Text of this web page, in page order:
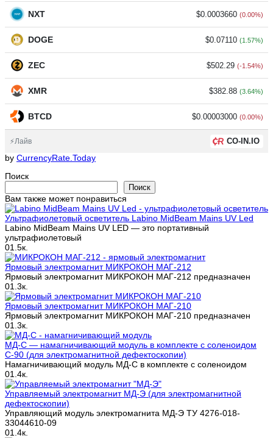
NXT $0.0003660 (0.00%)
DOGE $0.07110 (1.57%)
ZEC $502.29 (-1.54%)
XMR $382.88 (3.64%)
BTCD $0.00003000 (0.00%)
⚡Лайв CO-IN.IO
by CurrencyRate.Today
Поиск
Поиск
Вам также может понравиться
Ультрафиолетовый осветитель Labino MidBeam Mains UV Led
Labino MidBeam Mains UV LED — это портативный
ультрафиолетовый
01.5к.
Ярмовый электромагнит МИКРОКОН МАГ-212
Ярмовый электромагнит МИКРОКОН МАГ-212 предназначен
01.3к.
Ярмовый электромагнит МИКРОКОН МАГ-210
Ярмовый электромагнит МИКРОКОН МАГ-210 предназначен
01.3к.
МД-С — намагничивающий модуль в комплекте с соленоидом
С-90 (для электромагнитной дефектоскопии)
Намагничивающий модуль МД-С в комплекте с соленоидом
01.4к.
Управляемый электромагнит МД-Э (для электромагнитной
дефектоскопии)
Управляющий модуль электромагнита МД-Э ТУ 4276-018-
33044610-09
01.4к.